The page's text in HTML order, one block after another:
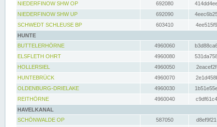
NIEDERFINOW SHW OP
692080
NIEDERFINOW SHW UP
692090
SCHWEDT SCHLEUSE BP
603410
HUNTE
BUTTELERHÖRNE
4960060
ELSFLETH OHRT
4960080
HOLLERSIEL
4960050
HUNTEBRÜCK
4960070
OLDENBURG-DRIELAKE
4960030
REITHÖRNE
4960040
HAVELKANAL
SCHÖNWALDE OP
587050